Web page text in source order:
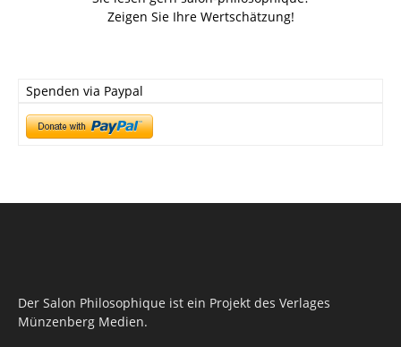
Zeigen Sie Ihre Wertschätzung!
Spenden via Paypal
Der Salon Philosophique ist ein Projekt des Verlages
Münzenberg Medien.